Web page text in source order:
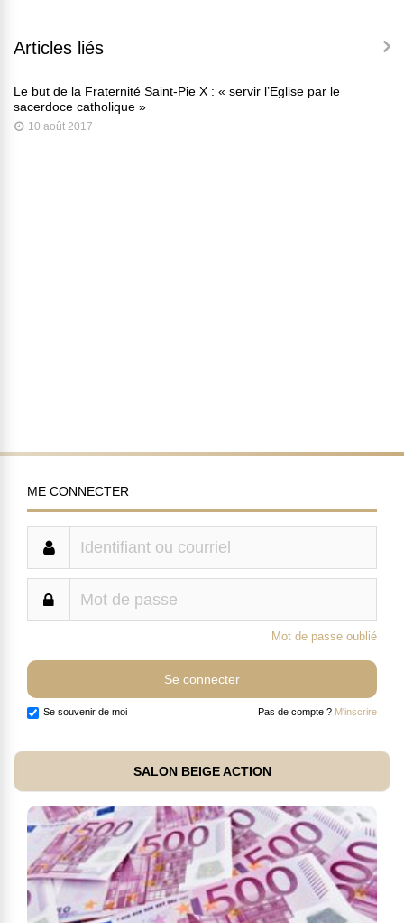
Articles liés
Le but de la Fraternité Saint-Pie X : « servir l’Eglise par le
sacerdoce catholique »
10 août 2017
ME CONNECTER
Mot de passe oublié
Se souvenir de moi Pas de compte ? M'inscrire
SALON BEIGE ACTION